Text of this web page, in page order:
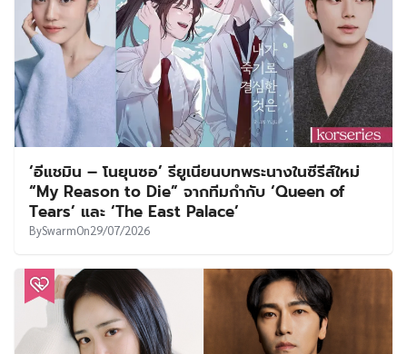
‘อีแชมิน – โนยุนซอ’ รียูเนียนบทพระนางในซีรีส์ใหม่
“My Reason to Die” จากทีมกำกับ ‘Queen of
Tears’ และ ‘The East Palace’
BySwarmOn29/07/2026